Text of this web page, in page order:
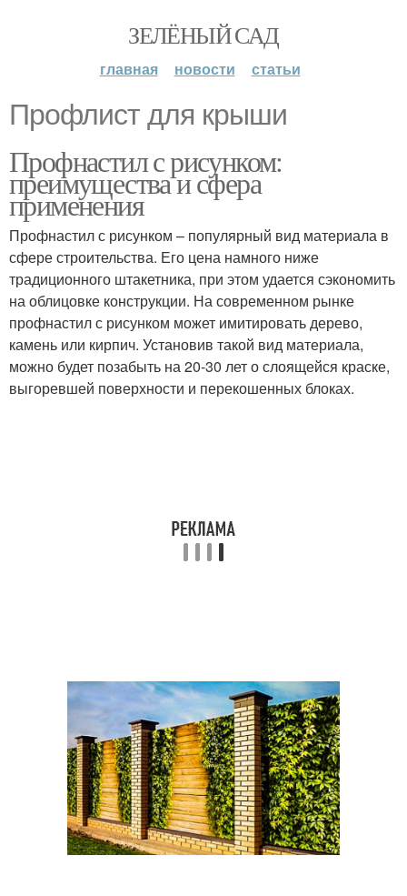
ЗЕЛЁНЫЙ САД
главная новости статьи
Профлист для крыши
Профнастил с рисунком:
преимущества и сфера
применения
Профнастил с рисунком – популярный вид материала в
сфере строительства. Его цена намного ниже
традиционного штакетника, при этом удается сэкономить
на облицовке конструкции. На современном рынке
профнастил с рисунком может имитировать дерево,
камень или кирпич. Установив такой вид материала,
можно будет позабыть на 20-30 лет о слоящейся краске,
выгоревшей поверхности и перекошенных блоках.